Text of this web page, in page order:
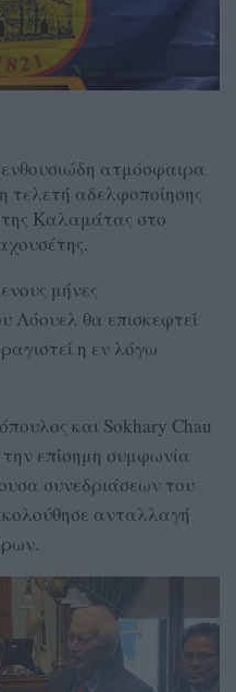
ατμόσφαιρα
τελετή αδελφοποίησης
Καλαμάτας στο
μήνες
Λόουελ θα επισκεφτεί
η εν λόγω
και Sokhary Chau
επίσημη συμφωνία
συνεδριάσεων του
ανταλλαγή